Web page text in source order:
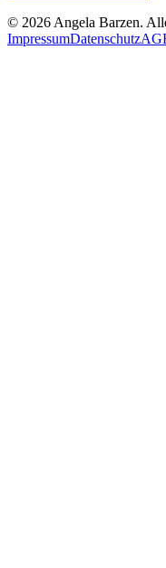
© 2026 Angela Barzen.
ImpressumDatenschutz